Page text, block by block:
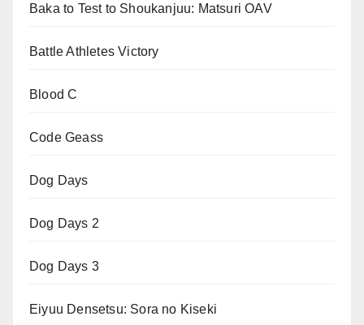
Baka to Test to Shoukanjuu: Matsuri OAV
Battle Athletes Victory
Blood C
Code Geass
Dog Days
Dog Days 2
Dog Days 3
Eiyuu Densetsu: Sora no Kiseki